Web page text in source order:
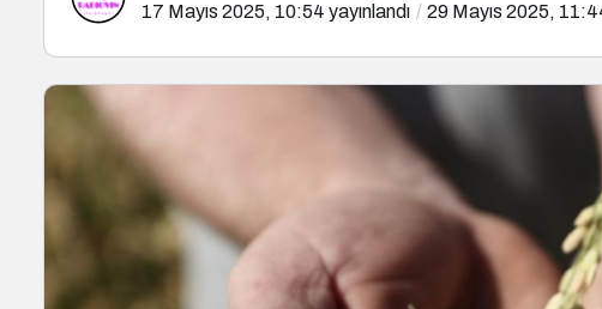
17 Mayıs 2025, 10:54 yayınlandı 29 Mayıs 2025,